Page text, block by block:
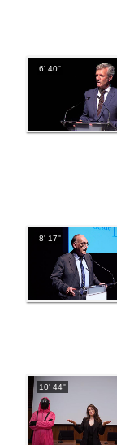
6' 40''
8' 17''
10' 44''